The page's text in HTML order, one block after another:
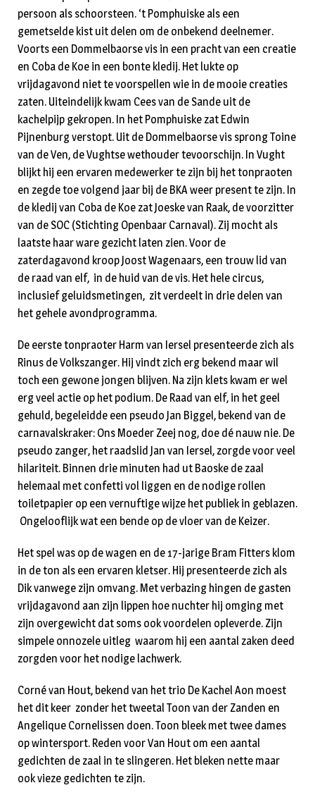
persoon als schoorsteen. ‘t Pomphuiske als een
gemetselde kist uit delen om de onbekend deelnemer.
Voorts een Dommelbaorse vis in een pracht van een creatie
en Coba de Koe in een bonte kledij. Het lukte op
vrijdagavond niet te voorspellen wie in de mooie creaties
zaten. Uiteindelijk kwam Cees van de Sande uit de
kachelpijp gekropen. In het Pomphuiske zat Edwin
Pijnenburg verstopt. Uit de Dommelbaorse vis sprong Toine
van de Ven, de Vughtse wethouder tevoorschijn. In Vught
blijkt hij een ervaren medewerker te zijn bij het tonpraoten
en zegde toe volgend jaar bij de BKA weer present te zijn. In
de kledij van Coba de Koe zat Joeske van Raak, de voorzitter
van de SOC (Stichting Openbaar Carnaval). Zij mocht als
laatste haar ware gezicht laten zien. Voor de
zaterdagavond kroop Joost Wagenaars, een trouw lid van
de raad van elf, in de huid van de vis. Het hele circus,
inclusief geluidsmetingen, zit verdeelt in drie delen van
het gehele avondprogramma.
De eerste tonpraoter Harm van Iersel presenteerde zich als
Rinus de Volkszanger. Hij vindt zich erg bekend maar wil
toch een gewone jongen blijven. Na zijn klets kwam er wel
erg veel actie op het podium. De Raad van elf, in het geel
gehuld, begeleidde een pseudo Jan Biggel, bekend van de
carnavalskraker: Ons Moeder Zeej nog, doe dé nauw nie. De
pseudo zanger, het raadslid Jan van Iersel, zorgde voor veel
hilariteit. Binnen drie minuten had ut Baoske de zaal
helemaal met confetti vol liggen en de nodige rollen
toiletpapier op een vernuftige wijze het publiek in geblazen.
Ongelooflijk wat een bende op de vloer van de Keizer.
Het spel was op de wagen en de 17-jarige Bram Fitters klom
in de ton als een ervaren kletser. Hij presenteerde zich als
Dik vanwege zijn omvang. Met verbazing hingen de gasten
vrijdagavond aan zijn lippen hoe nuchter hij omging met
zijn overgewicht dat soms ook voordelen opleverde. Zijn
simpele onnozele uitleg waarom hij een aantal zaken deed
zorgden voor het nodige lachwerk.
Corné van Hout, bekend van het trio De Kachel Aon moest
het dit keer zonder het tweetal Toon van der Zanden en
Angelique Cornelissen doen. Toon bleek met twee dames
op wintersport. Reden voor Van Hout om een aantal
gedichten de zaal in te slingeren. Het bleken nette maar
ook vieze gedichten te zijn.